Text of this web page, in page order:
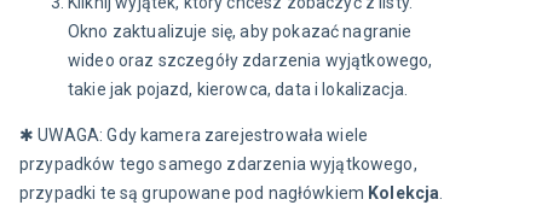
Okno zaktualizuje się, aby pokazać nagranie
wideo oraz szczegóły zdarzenia wyjątkowego,
takie jak pojazd, kierowca, data i lokalizacja.
✱ UWAGA: Gdy kamera zarejestrowała wiele
przypadków tego samego zdarzenia wyjątkowego,
przypadki te są grupowane pod nagłówkiem Kolekcja.